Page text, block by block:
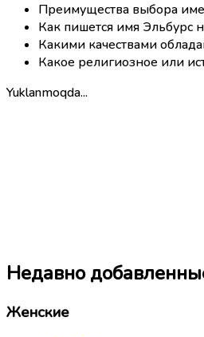
Преимущества выбора
Как пишется имя Эльбурc
Какими качествами
Какое религиозное или
Yuklanmoqda...
Недавно
Женские